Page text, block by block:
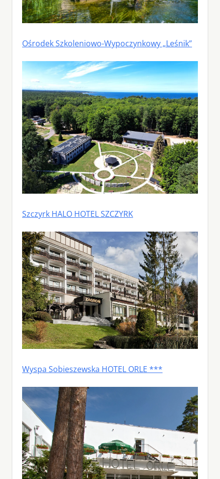
Ośrodek Szkoleniowo-Wypoczynkowy „Leśnik”
Szczyrk HALO HOTEL SZCZYRK
Wyspa Sobieszewska HOTEL ORLE ***